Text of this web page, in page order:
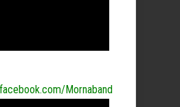
Mornaband